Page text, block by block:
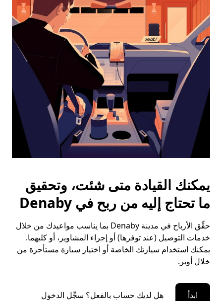
اضغط
على
زر
الخروج
لإغلاق
التقويم.
يمكنك القيادة متى شئت، وتحقيق
ما تحتاج إليه من ربح في Denaby
حقِّق الأرباح في مدينة Denaby بما يناسب مواعيدك من خلال
خدمات التوصيل (عند توفرها) أو إجراء المشاوير، أو كليهما.
يمكنك استخدام سيارتك الخاصة أو اختيار سيارة مستأجرة من
خلال أوبر.
ابدأ هل لديك حساب بالفعل؟ سجِّل الدخول